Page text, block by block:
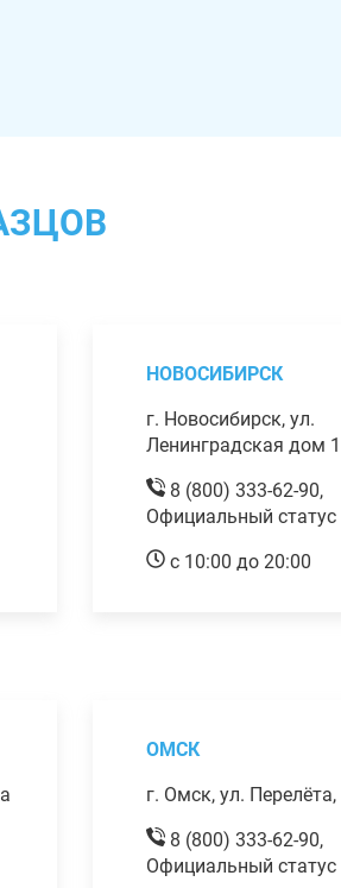
НОВОСИБИРСК
г. Новосибирск, ул.
Ленинградская дом
8 (800) 333-62-90,
Официальный статус
с 10:00 до 20:00
ОМСК
г. Омск, ул. Перелёта,
8 (800) 333-62-90,
Официальный статус